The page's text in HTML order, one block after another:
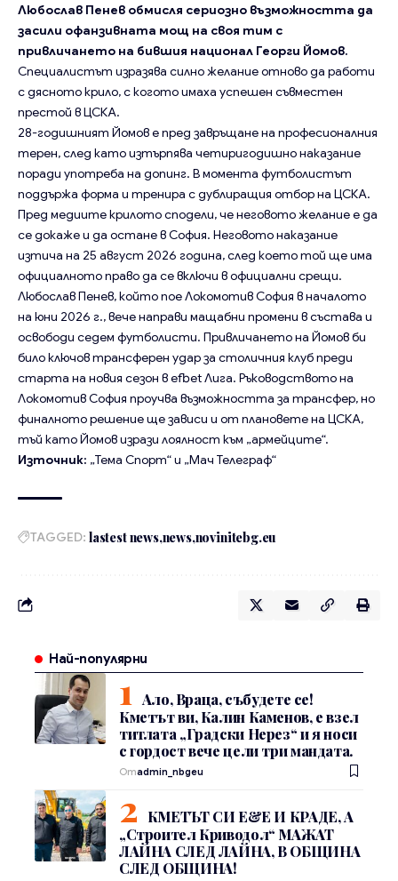
Любослав Пенев обмисля сериозно възможността да
засили офанзивната мощ на своя тим с
привличането на бившия национал Георги Йомов.
Специалистът изразява силно желание отново да работи
с дясното крило, с когото имаха успешен съвместен
престой в ЦСКА.
28-годишният Йомов е пред завръщане на професионалния
терен, след като изтърпява четиригодишно наказание
поради употреба на допинг. В момента футболистът
поддържа форма и тренира с дублиращия отбор на ЦСКА.
Пред медиите крилото сподели, че неговото желание е да
се докаже и да остане в София. Неговото наказание
изтича на 25 август 2026 година, след което той ще има
официалното право да се включи в официални срещи.
Любослав Пенев, който пое Локомотив София в началото
на юни 2026 г., вече направи мащабни промени в състава и
освободи седем футболисти. Привличането на Йомов би
било ключов трансферен удар за столичния клуб преди
старта на новия сезон в efbet Лига. Ръководството на
Локомотив София проучва възможността за трансфер, но
финалното решение ще зависи и от плановете на ЦСКА,
тъй като Йомов изрази лоялност към „армейците“.
Източник: „Тема Спорт“ и „Мач Телеграф“
TAGGED: lastest news news novinitebg.eu
Най-популярни
Ало, Враца, събудете се!
Кметът ви, Калин Каменов, е взел
титлата „Градски Нерез“ и я носи
с гордост вече цели три мандата.
Отadmin_nbgeu
КМЕТЪТ СИ Е&Е И КРАДЕ, А
„Строител Криводол“ МАЖАТ
ЛАЙНА СЛЕД ЛАЙНА, В ОБЩИНА
СЛЕД ОБЩИНА!